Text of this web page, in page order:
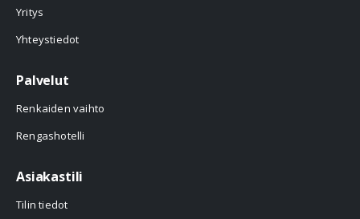
Yritys
Yhteystiedot
Palvelut
Renkaiden vaihto
Rengashotelli
Asiakastili
Tilin tiedot